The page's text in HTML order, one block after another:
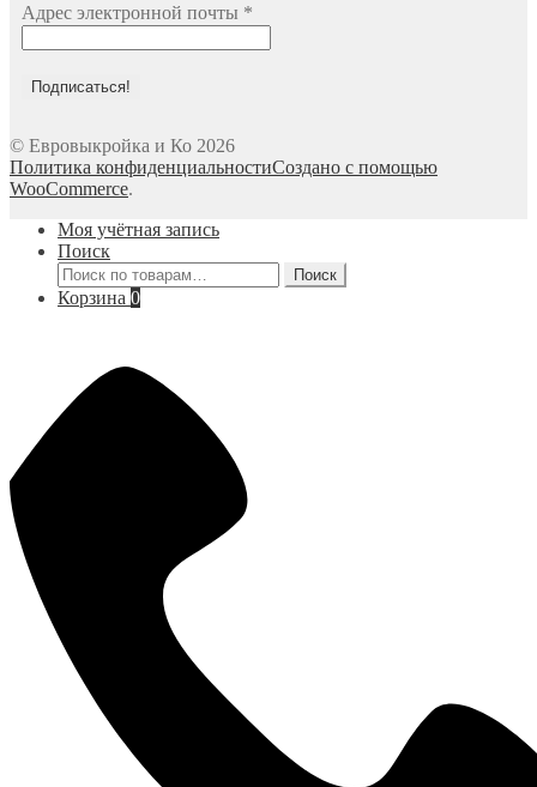
Адрес электронной почты *
© Евровыкройка и Ко 2026
Политика конфиденциальностиСоздано с помощью
WooCommerce.
Моя учётная запись
Поиск
Искать:
Поиск
Корзина 0